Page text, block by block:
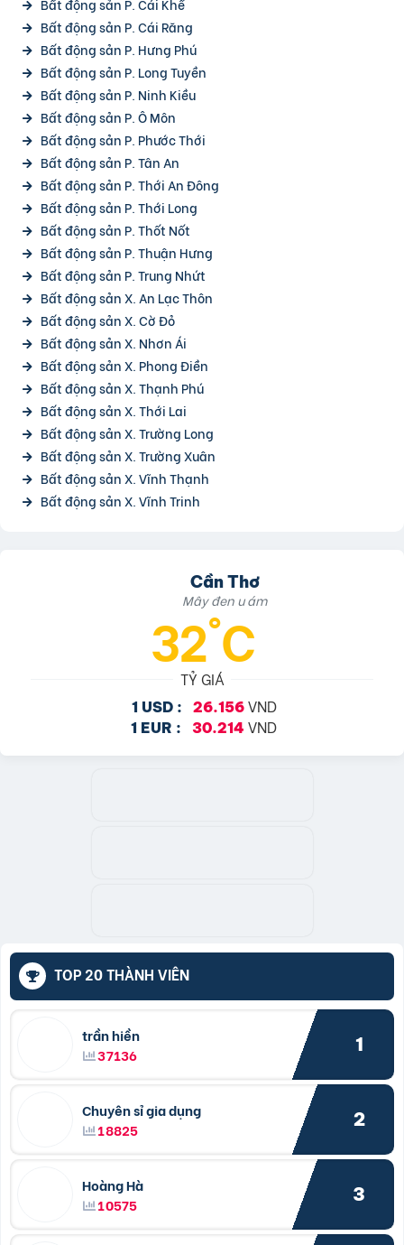
Bất động sản P. Cái Khế
Bất động sản P. Cái Răng
Bất động sản P. Hưng Phú
Bất động sản P. Long Tuyền
Bất động sản P. Ninh Kiều
Bất động sản P. Ô Môn
Bất động sản P. Phước Thới
Bất động sản P. Tân An
Bất động sản P. Thới An Đông
Bất động sản P. Thới Long
Bất động sản P. Thốt Nốt
Bất động sản P. Thuận Hưng
Bất động sản P. Trung Nhứt
Bất động sản X. An Lạc Thôn
Bất động sản X. Cờ Đỏ
Bất động sản X. Nhơn Ái
Bất động sản X. Phong Điền
Bất động sản X. Thạnh Phú
Bất động sản X. Thới Lai
Bất động sản X. Trường Long
Bất động sản X. Trường Xuân
Bất động sản X. Vĩnh Thạnh
Bất động sản X. Vĩnh Trinh
Cần Thơ
Mây đen u ám
32°C
TỶ GIÁ
1 USD : 26.156VND
1 EUR : 30.214 VND
TOP 20 THÀNH VIÊN
trần hiền
37136
1
Chuyên sỉ gia dụng
18825
2
Hoàng Hà
10575
3